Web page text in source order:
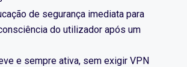
de segurança imediata para
do utilizador após um
e sempre ativa, sem exigir VPN